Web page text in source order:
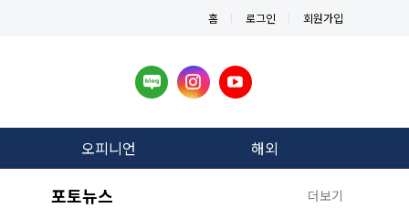
홈 로그인 회원가입
오피니언 해외
포토뉴스 더보기